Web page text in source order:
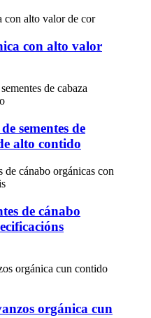
con alto valor
sementes de
alto contido
de cánabo
orgánica cun